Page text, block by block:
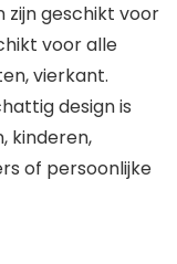
zijn geschikt voor
voor alle
vierkant.
design is
kinderen,
of persoonlijke